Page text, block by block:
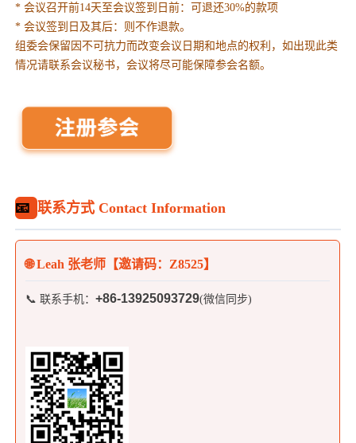
* 会议召开前14天至会议签到日前：可退还30%的款项
* 会议签到日及其后：则不作退款。
组委会保留因不可抗力而改变会议日期和地点的权利，如出现此类
情况请联系会议秘书，会议将尽可能保障参会名额。
📧 联系方式 Contact Information
🌐 Leah 张老师【邀请码：Z8525】
📞 联系手机：+86-13925093729(微信同步)